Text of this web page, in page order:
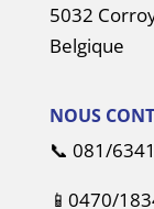
5032
Belgique
NOUS
📞 081/
📱 0470/